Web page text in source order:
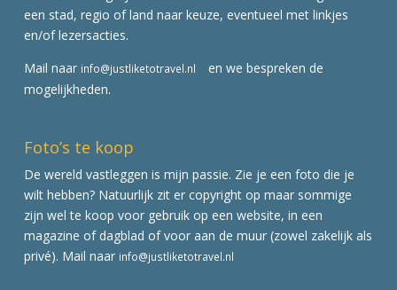
een stad, regio of land naar keuze, eventueel met linkjes
en/of lezersacties.
Mail naar info@justliketotravel.nl
en we bespreken de
mogelijkheden.
Foto’s te koop
De wereld vastleggen is mijn passie. Zie je een foto die je
wilt hebben? Natuurlijk zit er copyright op maar sommige
zijn wel te koop voor gebruik op een website, in een
magazine of dagblad of voor aan de muur (zowel zakelijk als
privé). Mail naar info@justliketotravel.nl